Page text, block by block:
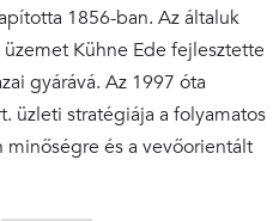
1856-ban. Az általuk
Kühne Ede fejlesztette
gyárává. Az 1997 óta
üzleti stratégiája a folyamatos
minőségre és a vevőorientált